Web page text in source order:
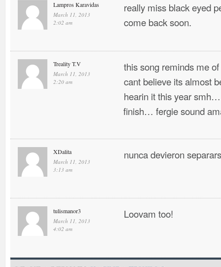
Lampros Karavidas
March 11, 2013
2:02 am
really miss black eyed
come back soon.
Treality T.V
March 11, 2013
2:20 am
this song reminds me
cant believe its almost
hearin it this year
finish… fergie sound
XDalita
March 11, 2013
3:13 am
nunca devieron
tulismanor3
March 11, 2013
4:02 am
Loovam too!